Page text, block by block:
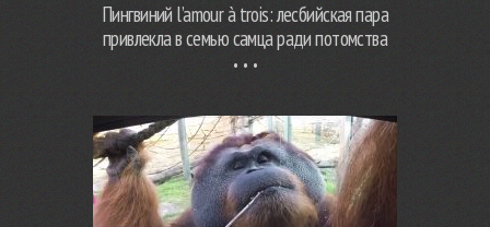
Пингвиний l’amour à trois: лесбийская пара
привлекла в семью самца ради потомства